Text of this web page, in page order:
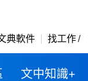
典軟件 找工作
文中知識+